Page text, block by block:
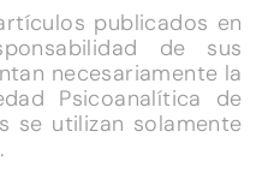
publicados en
de sus
necesariamente la
Psicoanalítica de
se utilizan solamente